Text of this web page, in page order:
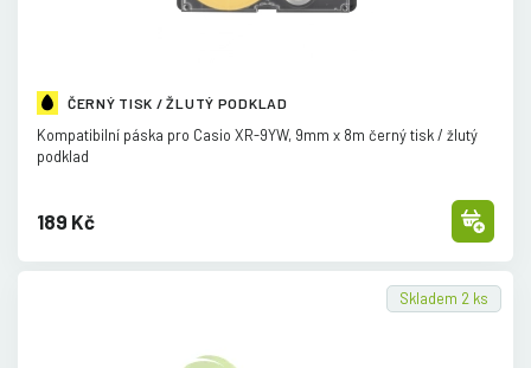
ČERNÝ TISK / ŽLUTÝ PODKLAD
Kompatibilní páska pro Casio XR-9YW, 9mm x 8m černý tisk / žlutý
podklad
189 Kč
Skladem 2 ks